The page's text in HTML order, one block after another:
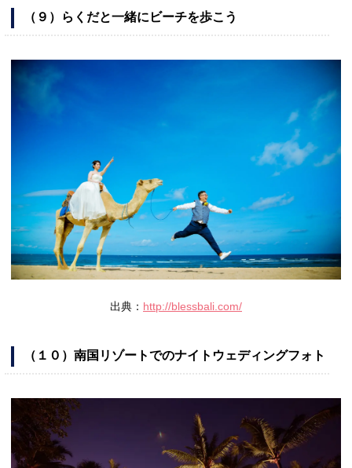
（９）らくだと一緒にビーチを歩こう
出典： http://blessbali.com/
（１０）南国リゾートでのナイトウェディングフォト